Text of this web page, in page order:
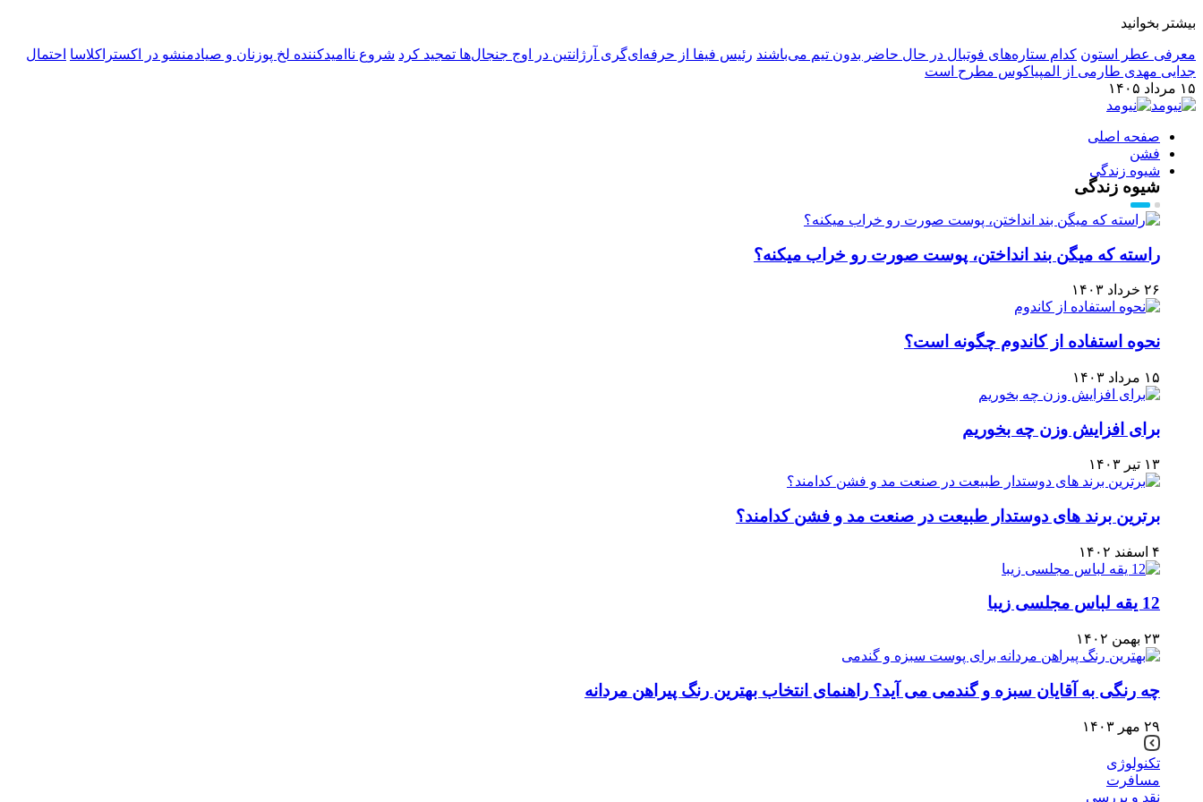
بیشتر بخوانید
معرفی عطر استون کدام ستاره‌های فوتبال در حال حاضر بدون تیم می‌باشند رئیس فیفا از حرفه‌ای‌گری آرژانتین در اوج جنجال‌ها تمجید کرد شروع ناامیدکننده لخ پوزنان و صیادمنشو در اکستراکلاسا احتمال
جدایی مهدی طارمی از المپیاکوس مطرح است
۱۵ مرداد ۱۴۰۵
صفحه اصلی
فشن
شیوه زندگی
شیوه زندگی
راسته که میگن بند انداختن، پوست صورت رو خراب میکنه؟
۲۶ خرداد ۱۴۰۳
نحوه استفاده از کاندوم چگونه است؟
۱۵ مرداد ۱۴۰۳
برای افزایش وزن چه بخوریم
۱۳ تیر ۱۴۰۳
برترین برند های دوستدار طبیعت در صنعت مد و فشن کدامند؟
۴ اسفند ۱۴۰۲
12 یقه لباس مجلسی زیبا
۲۳ بهمن ۱۴۰۲
چه رنگی به آقایان سبزه و گندمی می آید؟ راهنمای انتخاب بهترین رنگ پیراهن مردانه
۲۹ مهر ۱۴۰۳
تکنولوژی
مسافرت
نقد و بررسی